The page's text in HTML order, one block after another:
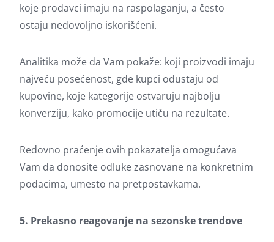
koje prodavci imaju na raspolaganju, a često
ostaju nedovoljno iskorišćeni.
Analitika može da Vam pokaže: koji proizvodi imaju
najveću posećenost, gde kupci odustaju od
kupovine, koje kategorije ostvaruju najbolju
konverziju, kako promocije utiču na rezultate.
Redovno praćenje ovih pokazatelja omogućava
Vam da donosite odluke zasnovane na konkretnim
podacima, umesto na pretpostavkama.
5. Prekasno reagovanje na sezonske trendove